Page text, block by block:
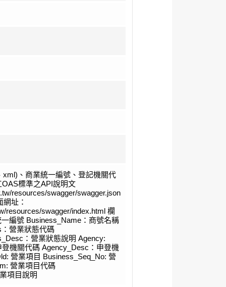
、商業統一編號、登記機關代
標準之API說明文
resources/swagger/swagger.json
址：
resources/swagger/index.html 欄
編號 Business_Name：商號名稱
營業狀態代碼
：營業狀態說明 Agency:
機關代碼 Agency_Desc：申登機
營業項目 Business_Seq_No: 營
營業項目代碼
項目說明